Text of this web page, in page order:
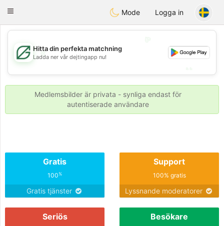
GulfDating
Toggle
Mode Logga in
💖
💕
Hitta din perfekta matchning
Ladda ner vår dejtingapp nu!
Medlemsbilder är privata - synliga endast för
autentiserade användare
Gratis
100%
Gratis tjänster
Support
100% gratis
Lyssnande moderatorer
Seriös Besökare